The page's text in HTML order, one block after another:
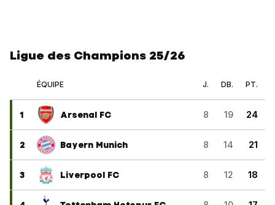
Ligue des Champions 25/26
ÉQUIPE J. DB. PT.
1 Arsenal FC 8 19 24
2 Bayern Munich 8 14 21
3 Liverpool FC 8 12 18